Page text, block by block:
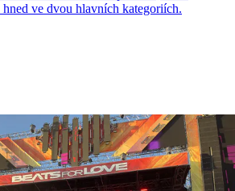
ve dvou hlavních kategoriích.